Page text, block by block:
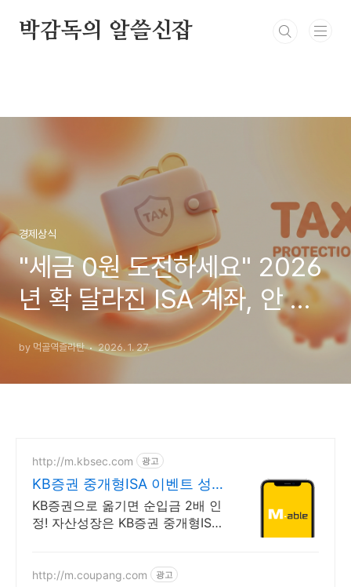
박감독의 알쓸신잡
경제상식
"세금 0원 도전하세요" 2026
년 확 달라진 ISA 계좌, 안 만
들면 손해인 이유 3가지
by 먹골역즐라탄 2026. 1. 27.
http://m.kbsec.com 광고
KB증권 중개형ISA 이벤트 성
장도 KB증권 중개형ISA
KB증권으로 옮기면 순입금 2배 인
정! 자산성장은 KB증권 중개형ISA
첨 제공 (총 156명)
http://m.coupang.com 광고